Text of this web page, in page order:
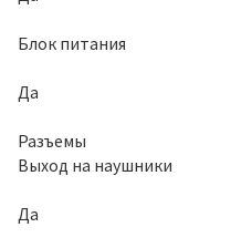
Блок питания
Да
Разъемы
Выход на наушники
Да